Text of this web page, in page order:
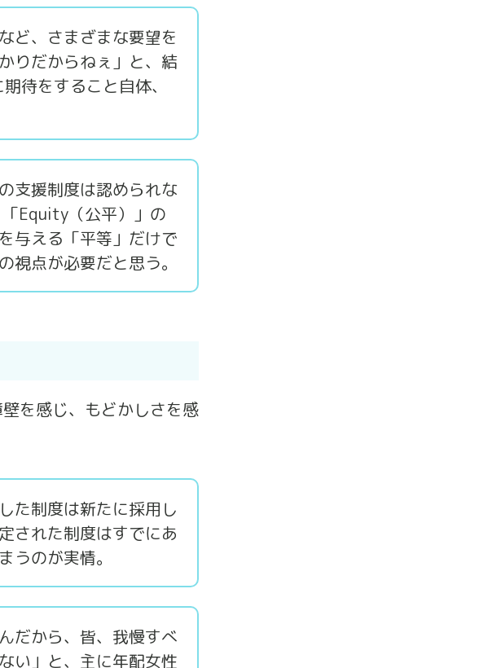
ど、さまざまな要望を
りだからねぇ」と、結
待をすること自体、
支援制度は認められな
Equity（公平）」の
与える「平等」だけで
点が必要だと思う。
を感じ、もどかしさを感
た制度は新たに採用し
された制度はすでにあ
のが実情。
だから、皆、我慢すべ
い」と、主に年配女性